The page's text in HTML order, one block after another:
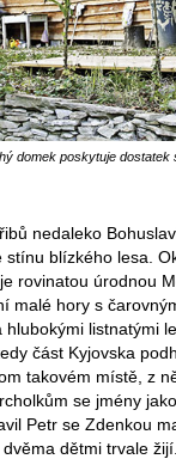
domek poskytuje
nedaleko
stínu blízkého lesa.
rovinatou úrodnou
malé hory s
hlubokými listnatými
část Kyjovska
takovém místě, z
se jmény
Petr se Zdenkou
dětmi trvale žijí.